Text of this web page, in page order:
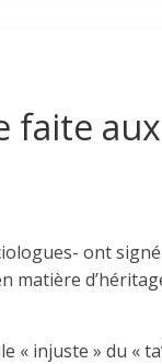
faite
ont
matière
« injuste » du «